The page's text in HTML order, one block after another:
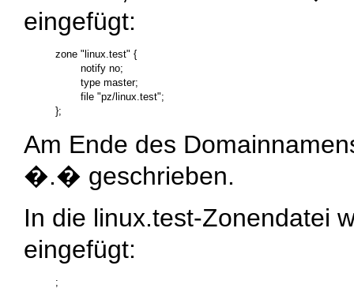
eingefügt:
zone "linux.test" {
        notify no;
        type master;
        file "pz/linux.test";
Am Ende des
�.� geschrieben.
In die linux.test-Zonendatei
eingefügt:
;